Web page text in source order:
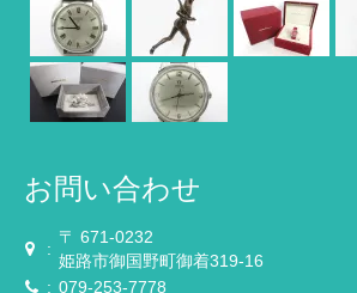
お問い合わせ
:
〒 671-0232
姫路市御国野町御着319-16
: 079-253-7778